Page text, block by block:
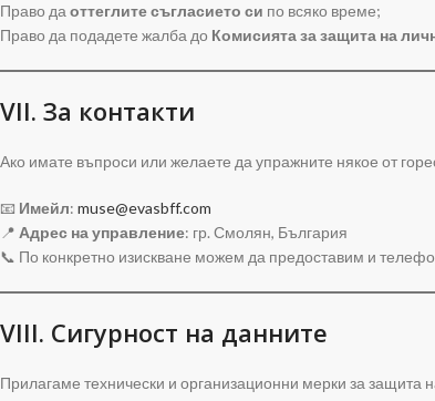
Право да оттеглите съгласието си по всяко време;
Право да подадете жалба до Комисията за защита на
VII. За контакти
Ако имате въпроси или желаете да упражните някое от
📧 Имейл: muse@evasbff.com
📍 Адрес на управление: гр. Смолян, България
📞 По конкретно изискване можем да предоставим и
VIII. Сигурност на данните
Прилагаме технически и организационни мерки за